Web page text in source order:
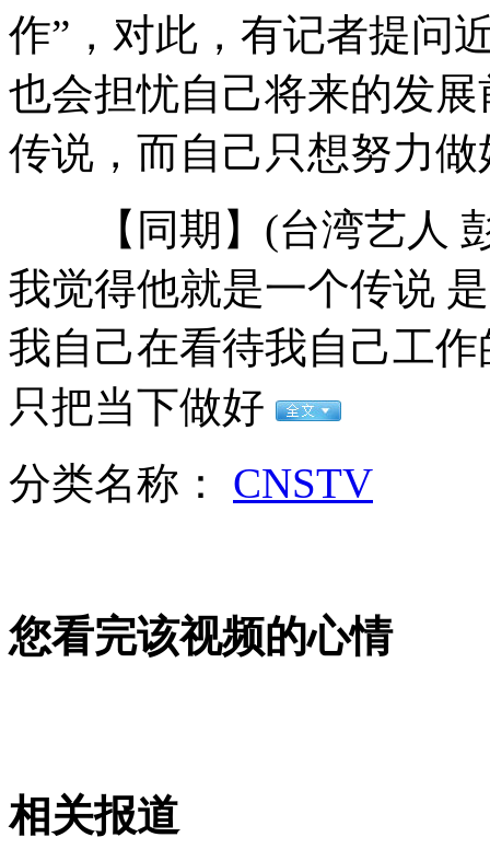
大雪滞留严重国道 战士送粥送棉被
美大选奥巴马民调暂领先1%
山西运城恶犬咬伤多人 警民合力深夜将其击毙
女孩北京地铁殴打老人 痛下狠手拳打脚踢
外交部：反对强权政治霸凌主义
安徽一实载49人客车翻车
作”，对此，有记者提问
也会担忧自己将来的发
传说，而自己只想努力
【同期】(台湾艺人 彭
我觉得他就是一个传说
我自己在看待我自己工
只把当下做好
分类名称： CNSTV
您看完该视频的心情
相关报道